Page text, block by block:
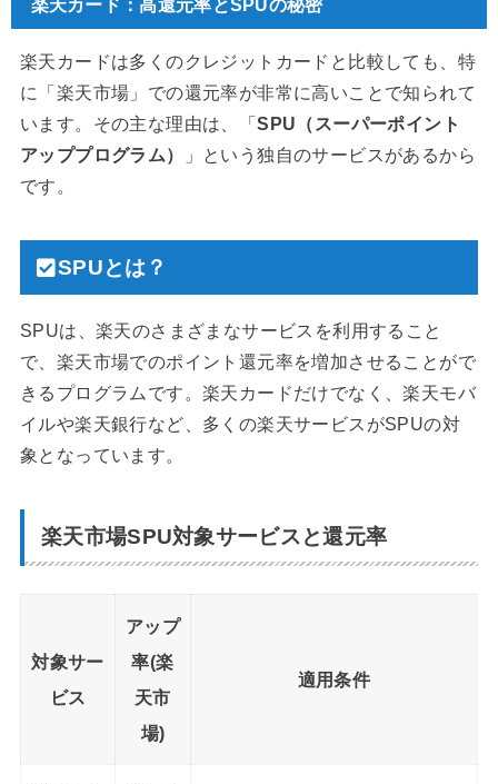
楽天カード：高還元率とSPUの秘密
楽天カードは多くのクレジットカードと比較しても、特
に「楽天市場」での還元率が非常に高いことで知られて
います。その主な理由は、「SPU（スーパーポイント
アッププログラム）
」という独自のサービスがあるから
です。
SPUとは？
SPUは、楽天のさまざまなサービスを利用すること
で、楽天市場でのポイント還元率を増加させることがで
きるプログラムです。楽天カードだけでなく、楽天モバ
イルや楽天銀行など、多くの楽天サービスがSPUの対
象となっています。
楽天市場SPU対象サービスと還元率
対象サー
ビス
アップ
率(楽
天市
場)
適用条件